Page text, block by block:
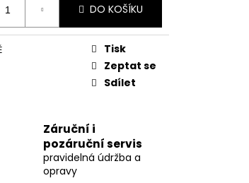
DO KOŠÍKU
Tisk
Zeptat se
Sdílet
Záruční i
pozáruční servis
pravidelná údržba a
opravy